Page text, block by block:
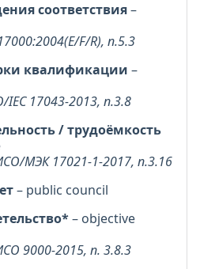
соответствия–
F/R), п.5.3
квалификации –
17043-2013, п.3.8
/ трудоёмкость
МЭК 17021-1-2017, п.3.16
– public council
– objective
9000-2015, п. 3.8.3